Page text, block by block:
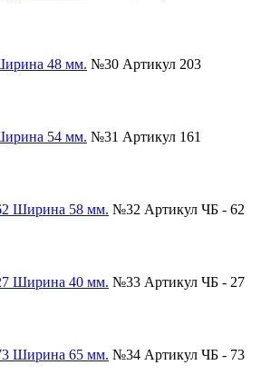
№30 Артикул 203
№31 Артикул 161
№32 Артикул ЧБ - 62
№33 Артикул ЧБ - 27
№34 Артикул ЧБ - 73